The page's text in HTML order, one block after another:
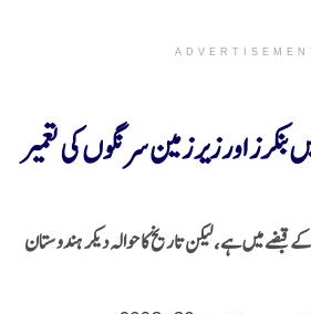
اور زیر زمین سرنگوں کی تعمیر
قبضے میں ہے، لیکن تاریخ کا حوالہ دیکر ہندوستان